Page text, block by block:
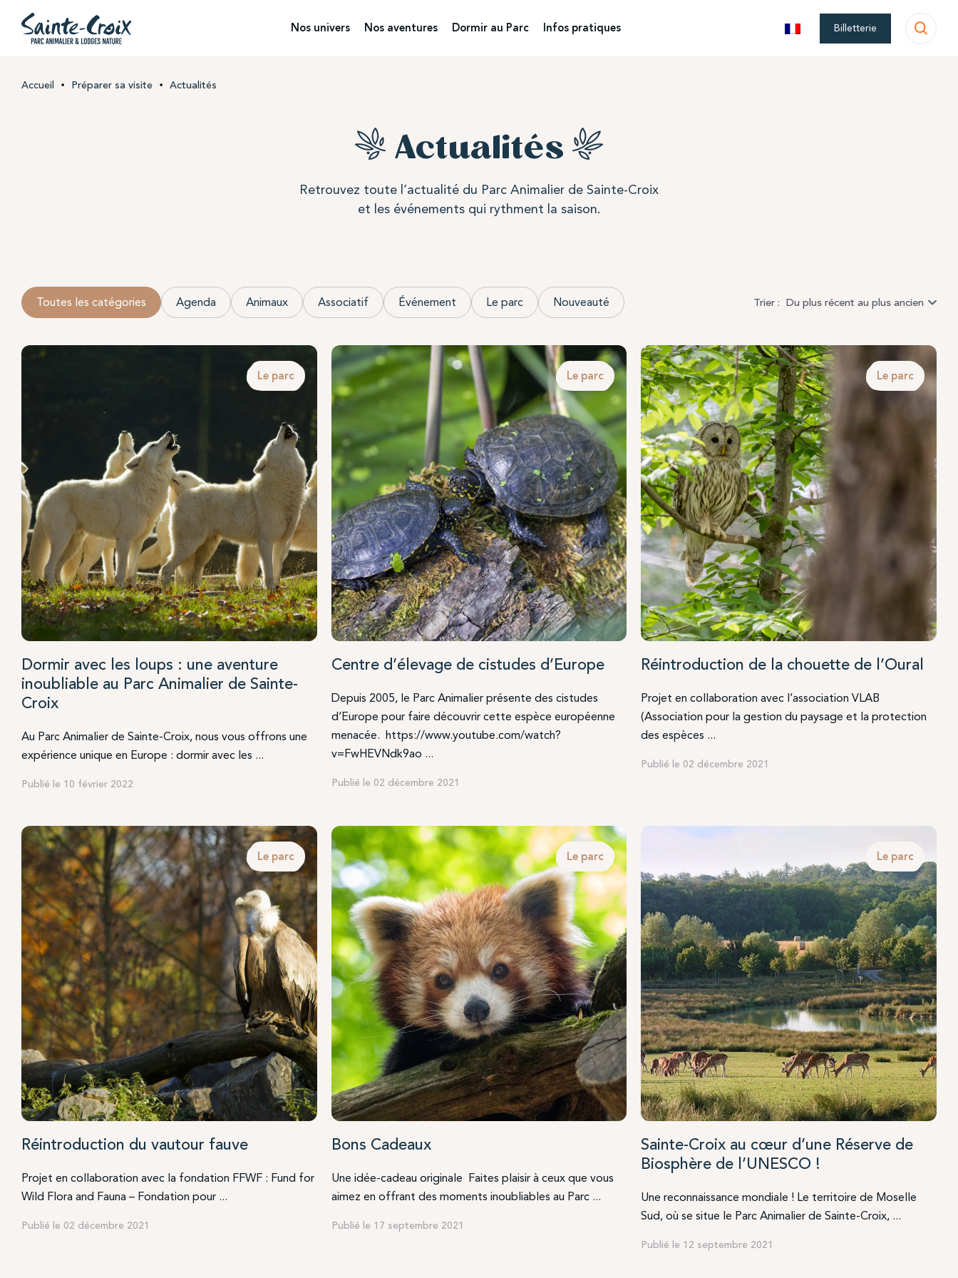
Nos univers Nos aventures Dormir au Parc Infos pratiques Billetterie
Accueil Préparer sa visite Actualités
Actualités
Retrouvez toute l’actualité du Parc Animalier de Sainte-Croix
et les événements qui rythment la saison.
Toutes les catégories Agenda Animaux Associatif Événement Le parc Nouveauté Trier : Du plus récent au plus ancien
Le parc
Dormir avec les loups : une aventure
inoubliable au Parc Animalier de Sainte-
Croix
Au Parc Animalier de Sainte-Croix, nous vous offrons une
expérience unique en Europe : dormir avec les ...
Publié le 10 février 2022
Le parc
Centre d’élevage de cistudes d’Europe
Depuis 2005, le Parc Animalier présente des cistudes
d’Europe pour faire découvrir cette espèce européenne
menacée. https://www.youtube.com/watch?
v=FwHEVNdk9ao ...
Publié le 02 décembre 2021
Le parc
Réintroduction de la chouette de l’Oural
Projet en collaboration avec l’association VLAB
(Association pour la gestion du paysage et la protection
des espèces ...
Publié le 02 décembre 2021
Le parc
Réintroduction du vautour fauve
Projet en collaboration avec la fondation FFWF : Fund for
Wild Flora and Fauna – Fondation pour ...
Publié le 02 décembre 2021
Le parc
Bons Cadeaux
Une idée-cadeau originale Faites plaisir à ceux que vous
aimez en offrant des moments inoubliables au Parc ...
Publié le 17 septembre 2021
Le parc
Sainte-Croix au cœur d’une Réserve de
Biosphère de l’UNESCO !
Une reconnaissance mondiale ! Le territoire de Moselle
Sud, où se situe le Parc Animalier de Sainte-Croix, ...
Publié le 12 septembre 2021
faisant leurs